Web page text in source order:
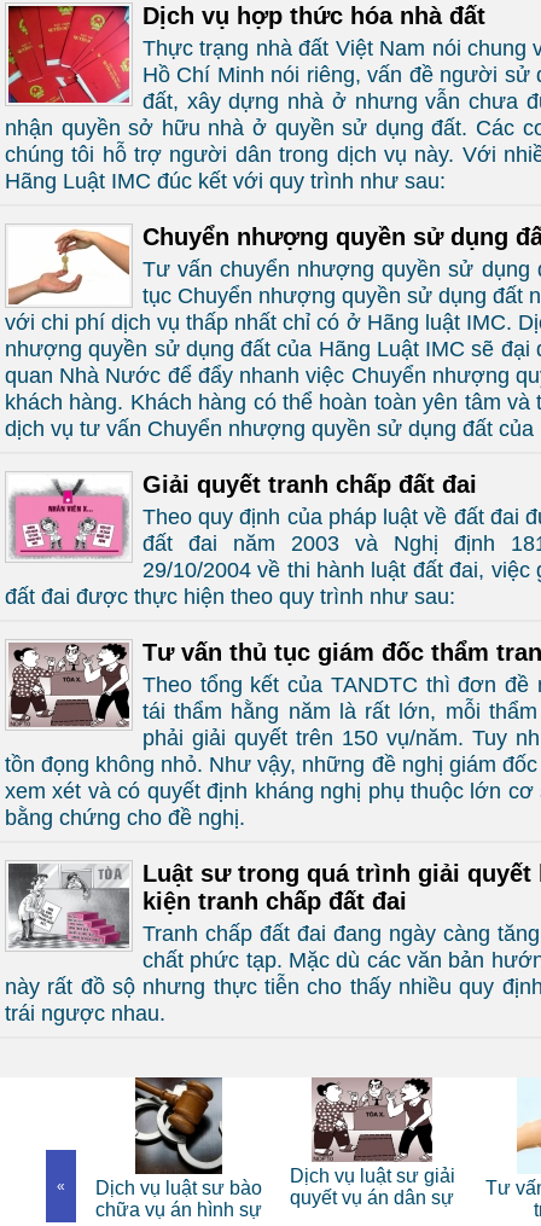
Dịch vụ hợp thức hóa nhà đất
Thực trạng nhà đất Việt Nam nói chung
Hồ Chí Minh nói riêng, vấn đề người sử
đất, xây dựng nhà ở nhưng vẫn chưa
nhận quyền sở hữu nhà ở quyền sử dụng đất. Các
chúng tôi hỗ trợ người dân trong dịch vụ này. Với
Hãng Luật IMC đúc kết với quy trình như sau:
Chuyển nhượng quyền sử dụng
Tư vấn chuyển nhượng quyền sử dụng
tục Chuyển nhượng quyền sử dụng đất
với chi phí dịch vụ thấp nhất chỉ có ở Hãng luật IMC.
nhượng quyền sử dụng đất của Hãng Luật IMC sẽ đại
quan Nhà Nước để đẩy nhanh việc Chuyển nhượng
khách hàng. Khách hàng có thể hoàn toàn yên tâm
dịch vụ tư vấn Chuyển nhượng quyền sử dụng đất của
Giải quyết tranh chấp đất đai
Theo quy định của pháp luật về đất đai
đất đai năm 2003 và Nghị định
29/10/2004 về thi hành luật đất đai, việc
đất đai được thực hiện theo quy trình như sau:
Tư vấn thủ tục giám đốc thẩm
Theo tổng kết của TANDTC thì đơn đề
tái thẩm hằng năm là rất lớn, mỗi
phải giải quyết trên 150 vụ/năm. Tuy
tồn đọng không nhỏ. Như vậy, những đề nghị giám
xem xét và có quyết định kháng nghị phụ thuộc lớn
bằng chứng cho đề nghị.
Luật sư trong quá trình giải quyết
kiện tranh chấp đất đai
Tranh chấp đất đai đang ngày càng
chất phức tạp. Mặc dù các văn bản
này rất đồ sộ nhưng thực tiễn cho thấy nhiều quy
trái ngược nhau.
«
Dịch vụ luật sư bào
chữa vụ án hình sự
Dịch vụ luật sư giải
quyết vụ án dân sự
Tư